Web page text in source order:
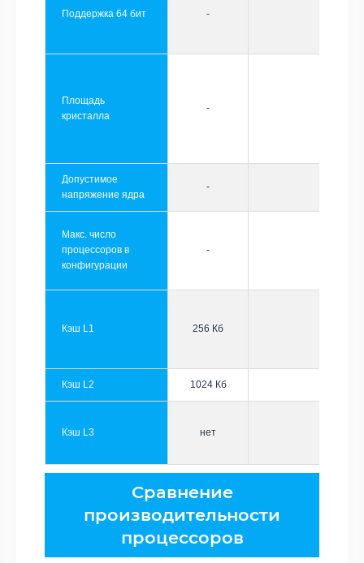
Поддержка 64 бит -
Площадь
кристалла
-
Допустимое
напряжение ядра
-
Макс. число
процессоров в
конфигурации
-
Кэш L1 256 Кб
Кэш L2 1024 Кб
Кэш L3 нет
Сравнение
производительности
процессоров